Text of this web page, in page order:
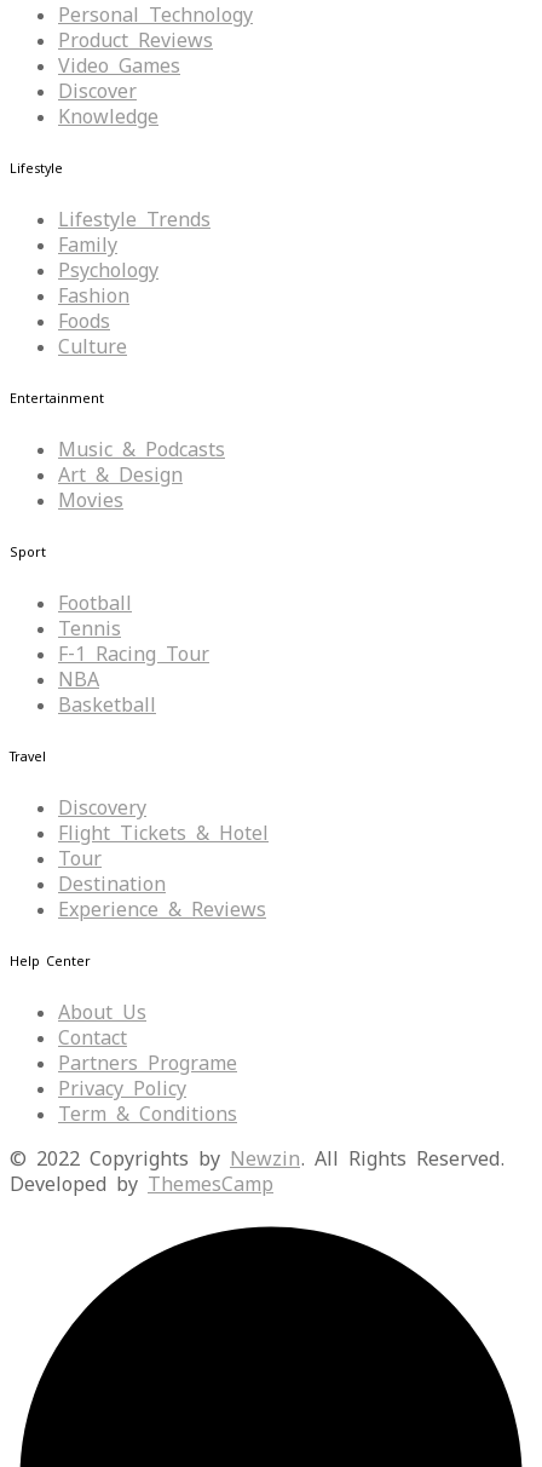
Personal Technology
Product Reviews
Video Games
Discover
Knowledge
Lifestyle
Lifestyle Trends
Family
Psychology
Fashion
Foods
Culture
Entertainment
Music & Podcasts
Art & Design
Movies
Sport
Football
Tennis
F-1 Racing Tour
NBA
Basketball
Travel
Discovery
Flight Tickets & Hotel
Tour
Destination
Experience & Reviews
Help Center
About Us
Contact
Partners Programe
Privacy Policy
Term & Conditions
© 2022 Copyrights by Newzin. All Rights Reserved.
Developed by ThemesCamp